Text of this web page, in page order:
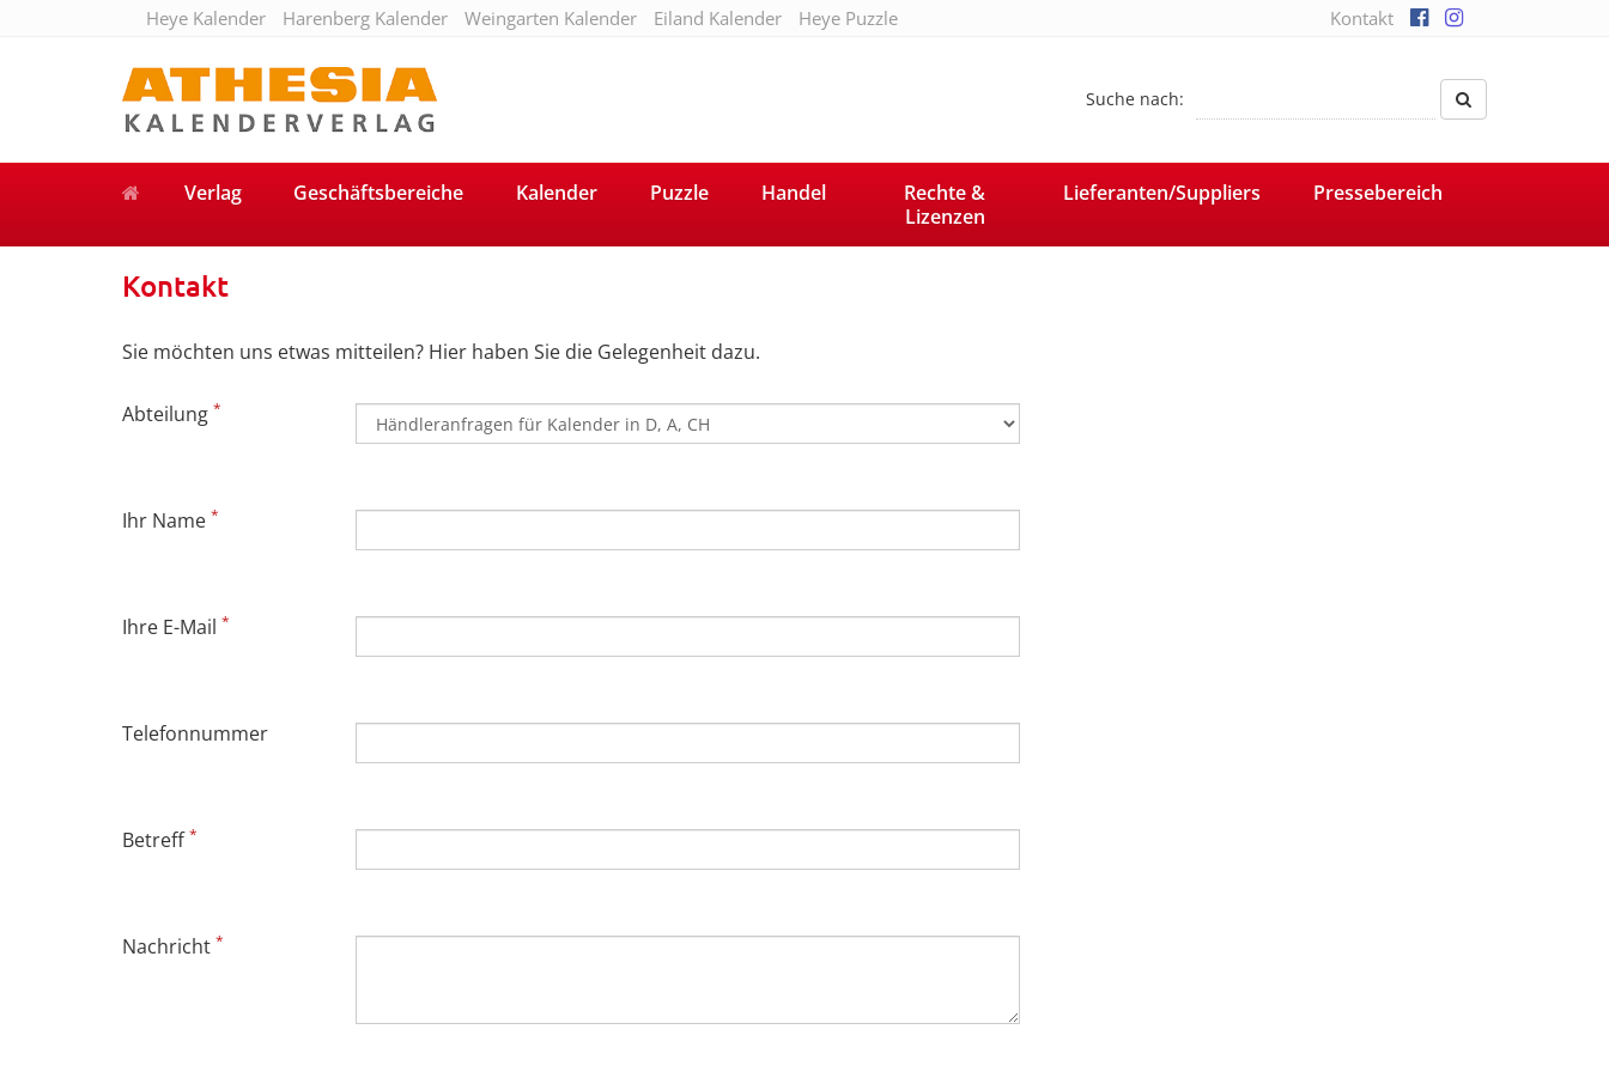
Heye Kalender Harenberg Kalender Weingarten Kalender Eiland Kalender Heye Puzzle Kontakt
Suche nach:
Verlag Geschäftsbereiche Kalender Puzzle Handel
Rechte &
Lizenzen
Lieferanten/Suppliers Pressebereich
Kontakt
Sie möchten uns etwas mitteilen? Hier haben Sie die Gelegenheit dazu.
Abteilung *
Ihr Name *
Ihre E-Mail *
Telefonnummer
Betreff*
Nachricht *